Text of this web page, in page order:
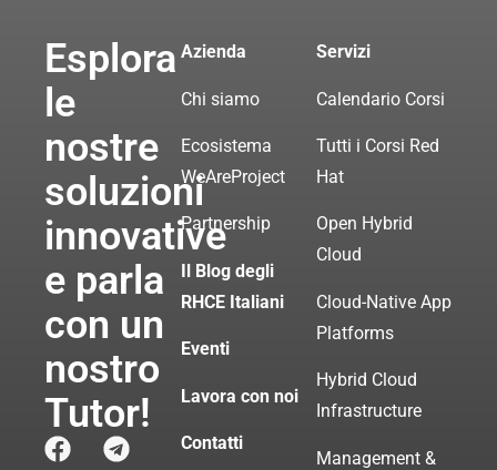
Esplora
le
nostre
soluzioni
innovative
e parla
con un
nostro
Tutor!
Azienda
Chi siamo
Ecosistema
WeAreProject
Partnership
Il Blog degli
RHCE Italiani
Eventi
Lavora con noi
Contatti
Servizi
Calendario Corsi
Tutti i Corsi Red
Hat
Open Hybrid
Cloud
Cloud-Native App
Platforms
Hybrid Cloud
Infrastructure
Management &